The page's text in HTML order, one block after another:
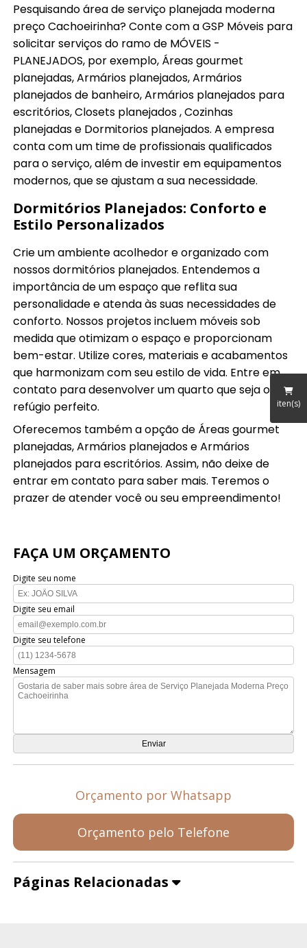
iten(s)
Pesquisando área de serviço planejada moderna
preço Cachoeirinha? Conte com a GSP Móveis para
solicitar serviços do ramo de MÓVEIS -
PLANEJADOS, por exemplo, Áreas gourmet
planejadas, Armários planejados, Armários
planejados de banheiro, Armários planejados para
escritórios, Closets planejados , Cozinhas
planejadas e Dormitorios planejados. A empresa
conta com um time de profissionais qualificados
para o serviço, além de investir em equipamentos
modernos, que se ajustam a sua necessidade.
Dormitórios Planejados: Conforto e
Estilo Personalizados
Crie um ambiente acolhedor e organizado com
nossos dormitórios planejados. Entendemos a
importância de um espaço que reflita sua
personalidade e atenda às suas necessidades de
conforto. Nossos projetos incluem móveis sob
medida que otimizam o espaço e proporcionam
bem-estar. Utilize cores, materiais e acabamentos
que harmonizam com seu estilo de vida. Entre em
contato para desenvolver um quarto que seja o seu
refúgio perfeito.
Oferecemos também a opção de Áreas gourmet
planejadas, Armários planejados e Armários
planejados para escritórios. Assim, não deixe de
entrar em contato para saber mais. Teremos o
prazer de atender você ou seu empreendimento!
FAÇA UM ORÇAMENTO
Digite seu nome
Digite seu email
Digite seu telefone
Mensagem
Orçamento por Whatsapp
Orçamento pelo Telefone
Páginas Relacionadas